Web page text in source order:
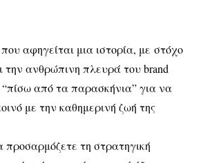
αφηγείται μια ιστορία, με στόχο
την ανθρώπινη πλευρά του brand
από τα παρασκήνια” για να
με την καθημερινή ζωή της
προσαρμόζετε τη στρατηγική